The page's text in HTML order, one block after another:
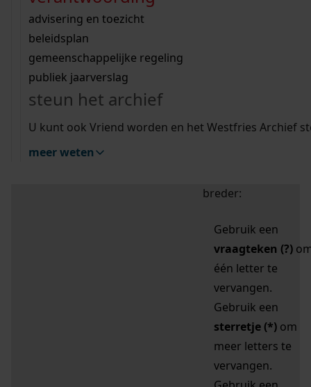
bouwvergunningen
omgevingsvergunningen
vergunningen
beeld en geluid
uitleg nodig?
Wij helpen u op weg met een aantal zoektips.
bekijk alle zoektips
Wij helpen u op weg met een aantal zoektips.
bekijk alle zoektips
bekijk ons geschiedenislokaal
advisering en toezicht
beleidsplan
gemeenschappelijke regeling
publiek jaarverslag
steun het archief
U kunt ook Vriend worden en het Westfries Archief
meer weten
zoektips
Mijn Studiezaal (inloggen)
uw zoekopdracht te
breder:
Gebruik een
vraagteken (?)
één letter te
vervangen.
Gebruik een
sterretje (*) om
meer letters te
vervangen.